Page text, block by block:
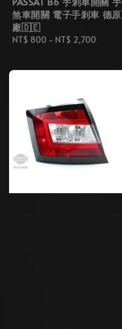
煞車開關 電子手剎車 德原
廠🇩🇪
Regular
NT$ 800 - NT$ 2,700